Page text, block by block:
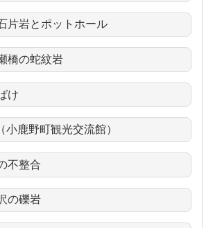
片岩とポットホール
橋の蛇紋岩
け
小鹿野町観光交流館）
不整合
の礫岩